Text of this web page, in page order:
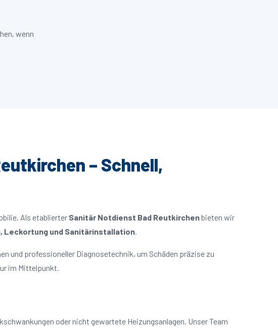
wenn
– Schnell,
Als etablierter Sanitär Notdienst Bad Reutkirchenbieten wir
Leckortung und Sanitärinstallation.
und professioneller Diagnosetechnik, um Schäden präzise zu
im Mittelpunkt.
oder nicht gewartete Heizungsanlagen. Unser Team